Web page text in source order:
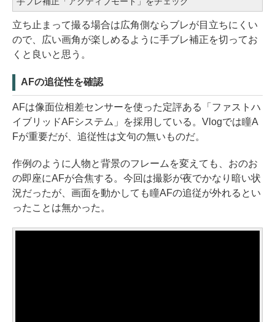
立ち止まって撮る場合は広角側ならブレが目立ちにくい
ので、広い画角が楽しめるように手ブレ補正を切ってお
くと良いと思う。
AFの追従性を確認
AFは像面位相差センサーを使った定評ある「ファストハ
イブリッドAFシステム」を採用している。Vlogでは瞳A
Fが重要だが、追従性は文句の無いものだ。
作例のように人物と背景のフレームを変えても、おのお
の即座にAFが合焦する。今回は撮影が夜でかなり暗い状
況だったが、画面を動かしても瞳AFの追従が外れるとい
ったことは無かった。